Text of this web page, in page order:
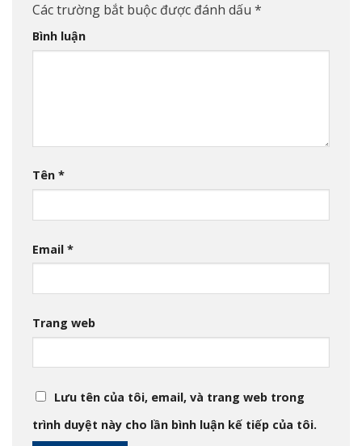
Các trường bắt buộc được đánh dấu *
Bình luận
Tên *
Email *
Trang web
Lưu tên của tôi, email, và trang web trong
trình duyệt này cho lần bình luận kế tiếp của tôi.